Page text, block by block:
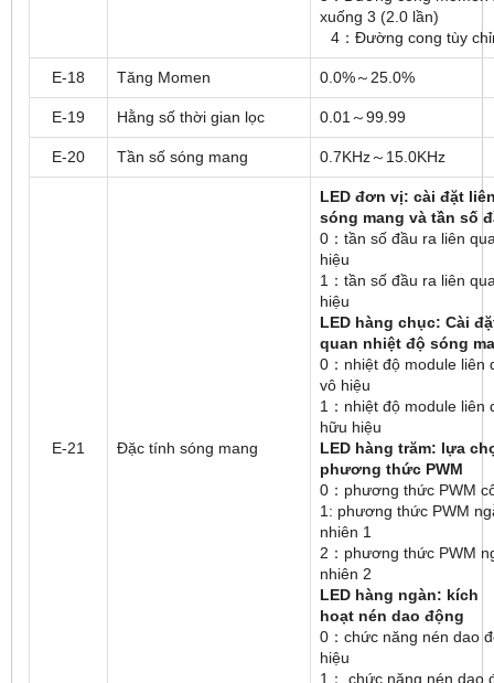
xuống 3 (2.0 lần)
4：Đường cong tùy
E-18 Tăng Momen 0.0%～25.0%
E-19 Hằng số thời gian lọc 0.01～99.99
E-20 Tần số sóng mang 0.7KHz～15.0KHz
E-21 Đặc tính sóng mang
LED đơn vị: cài đặt
sóng mang và tần số
0：tần số đầu ra liên
hiệu
1：tần số đầu ra liên
hiệu
LED hàng chục: Cài
quan nhiệt độ sóng
0：nhiệt độ module liên
vô hiệu
1：nhiệt độ module liên
hữu hiệu
LED hàng trăm: lựa
phương thức PWM
0：phương thức PWM
1: phương thức PWM
nhiên 1
2：phương thức PWM
nhiên 2
LED hàng ngàn: kích
hoạt nén dao động
0：chức năng nén dao
hiệu
1： chức năng nén dao